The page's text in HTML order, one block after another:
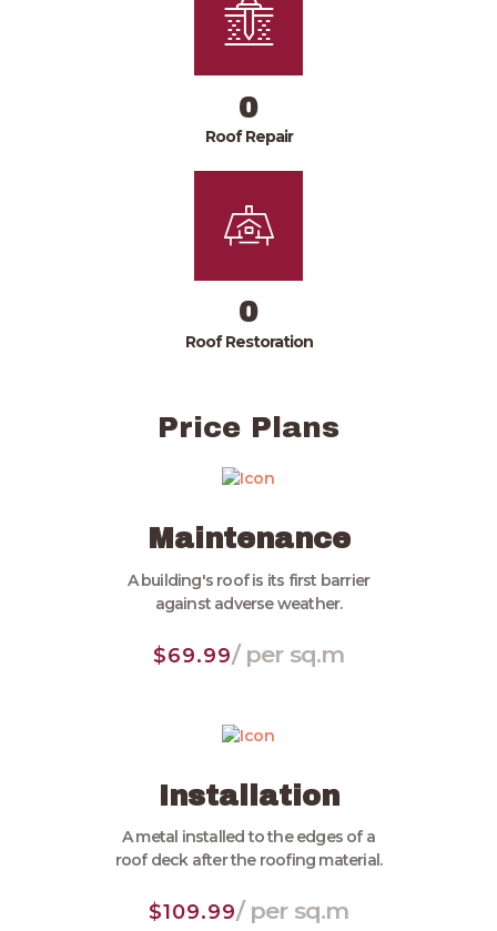
0
Roof Repair
0
Roof Restoration
Price Plans
Maintenance
A building's roof is its first barrier
against adverse weather.
$69.99/ per sq.m
Installation
A metal installed to the edges of a
roof deck after the roofing material.
$109.99/ per sq.m